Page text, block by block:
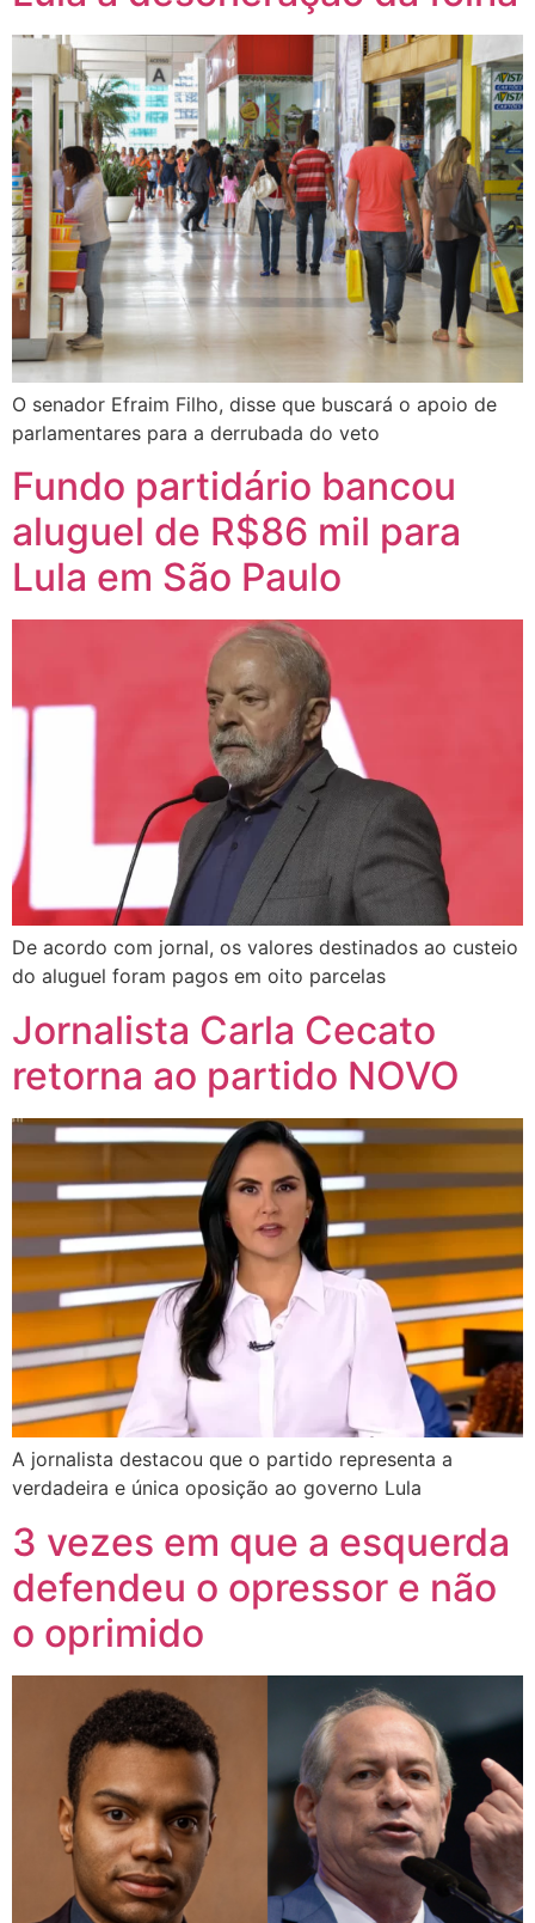
O senador Efraim Filho, disse que buscará o apoio de
parlamentares para a derrubada do veto
Fundo partidário bancou
aluguel de R$86 mil para
Lula em São Paulo
De acordo com jornal, os valores destinados ao custeio
do aluguel foram pagos em oito parcelas
Jornalista Carla Cecato
retorna ao partido NOVO
A jornalista destacou que o partido representa a
verdadeira e única oposição ao governo Lula
3 vezes em que a esquerda
defendeu o opressor e não
o oprimido